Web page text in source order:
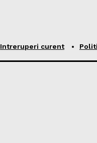
Intreruperi curent